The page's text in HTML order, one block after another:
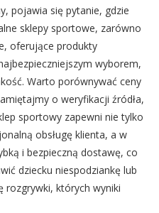
pojawia się pytanie, gdzie
sklepy sportowe, zarówno
oferujące produkty
wyborem,
Warto porównywać ceny
o weryfikacji źródła,
sportowy zapewni nie tylko
obsługę klienta, a w
i bezpieczną dostawę, co
dziecku niespodziankę lub
rozgrywki, których wyniki